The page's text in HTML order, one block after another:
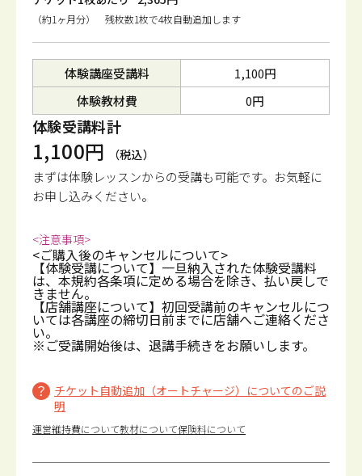
（約1ヶ月分） 残枚数1枚で4枚自動追加します
体験講座受講料
1,100円
体験教材費
0円
体験受講料計
1,100円 （税込）
まずは体験レッスンからの受講も可能です。 お気軽に
お申し込みください。
<注意事項>
<ご購入後のキャンセルについて>
【体験受講について】一旦納入された体験受講料
は、本規約各条項に定める場合を除き、払い戻しで
きません。
【店舗講座について】初回受講前のキャンセルにつ
いては各講座の締切日前までに店舗へご連絡くださ
い。
※ご受講開始後は、退講手続きをお願いします。
チケット自動追加（オートチャージ）についてのご説
明
運営維持費について教材について保険料について